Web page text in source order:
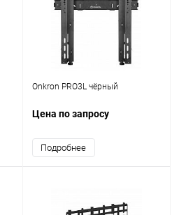
Onkron PRO3L чёрный
Цена по запросу
Подробнее